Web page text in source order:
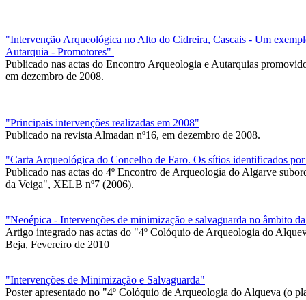
"Intervenção Arqueológica no Alto do Cidreira, Cascais - Um
Autarquia - Promotores"
Publicado nas actas do Encontro Arqueologia e Autarquias
em dezembro de 2008.
"Principais intervenções realizadas em 2008"
Publicado na revista Almadan nº16, em dezembro de 2008.
"Carta Arqueológica do Concelho de Faro. Os sítios identificados
Publicado nas actas do 4º Encontro de Arqueologia do Algarve
da Veiga", XELB nº7 (2006).
"Neoépica - Intervenções de minimização e salvaguarda no âmbito
Artigo integrado nas actas do "4º Colóquio de Arqueologia do
Beja, Fevereiro de 2010
"Intervenções de Minimização e Salvaguarda"
Poster apresentado no "4º Colóquio de Arqueologia do Alqueva (o